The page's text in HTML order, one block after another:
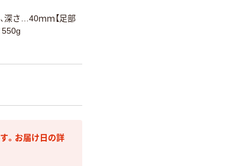
深さ…40ｍｍ【足部
550g
。お届け日の詳